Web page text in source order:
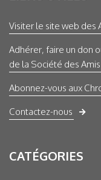
Visiter le site web des
Adhérer, faire un don
de la Société des
Abonnez-vous aux
Contactez-nous
CATÉGORIES